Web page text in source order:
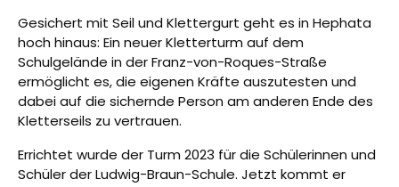
Gesichert mit Seil und Klettergurt geht es in Hephata
hoch hinaus: Ein neuer Kletterturm auf dem
Schulgelände in der Franz-von-Roques-Straße
ermöglicht es, die eigenen Kräfte auszutesten und
dabei auf die sichernde Person am anderen Ende des
Kletterseils zu vertrauen.
Errichtet wurde der Turm 2023 für die Schülerinnen und
Schüler der Ludwig-Braun-Schule. Jetzt kommt er